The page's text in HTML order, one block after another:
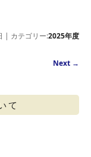
| カテゴリー:2025年度
Next →
て